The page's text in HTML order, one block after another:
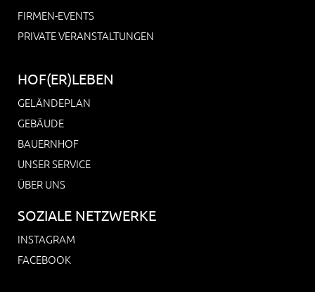
FIRMEN-EVENTS
PRIVATE VERANSTALTUNGEN
HOF(ER)LEBEN
GELÄNDEPLAN
GEBÄUDE
BAUERNHOF
UNSER SERVICE
ÜBER UNS
SOZIALE NETZWERKE
INSTAGRAM
FACEBOOK